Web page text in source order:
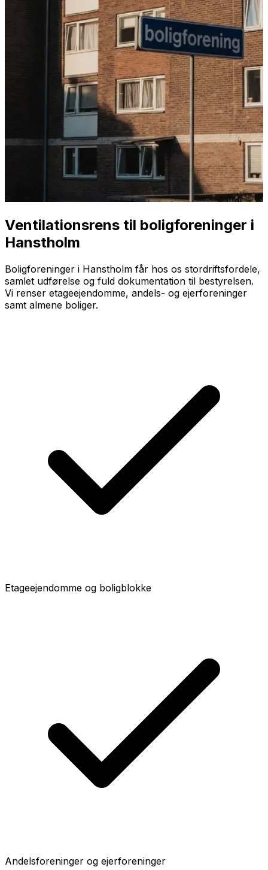
Ventilationsrens til boligforeninger i
Hanstholm
Boligforeninger i Hanstholm får hos os stordriftsfordele,
samlet udførelse og fuld dokumentation til bestyrelsen.
Vi renser etageejendomme, andels- og ejerforeninger
samt almene boliger.
Etageejendomme og boligblokke
Andelsforeninger og ejerforeninger